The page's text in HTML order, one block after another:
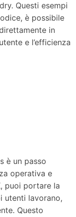
Questi esempi
è possibile
in
e l’efficienza
è un passo
operativa e
puoi portare la
utenti lavorano,
Questo